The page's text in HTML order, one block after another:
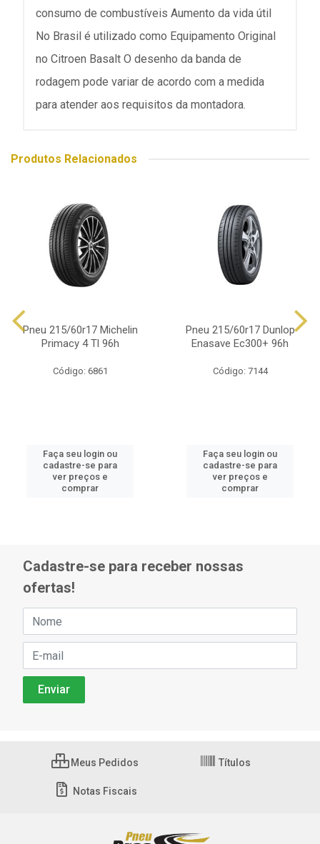
consumo de combustíveis Aumento da vida útil
No Brasil é utilizado como Equipamento Original
no Citroen Basalt O desenho da banda de
rodagem pode variar de acordo com a medida
para atender aos requisitos da montadora.
Produtos Relacionados
Pneu 215/60r17 Michelin
Primacy 4 Tl 96h
Código: 6861
Faça seu login ou
cadastre-se para
ver preços e
comprar
Pneu 215/60r17 Dunlop
Enasave Ec300+ 96h
Código: 7144
Faça seu login ou
cadastre-se para
ver preços e
comprar
Cadastre-se para receber nossas
ofertas!
Meus Pedidos Títulos
Notas Fiscais